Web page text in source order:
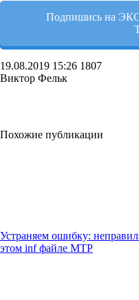
Подпишись на
19.08.2019 15:26 1807
Виктор Фельк
Похожие публикации
Устраняем ошибку:
этом inf файле MTP